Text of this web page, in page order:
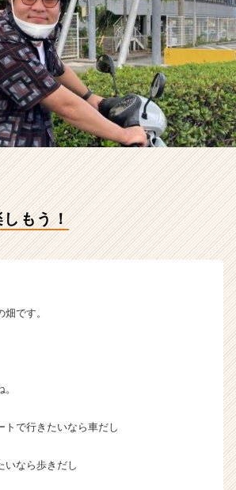
コ
ミ
ュ
ニ
ケ
ー
シ
ョ
ン
ム
ン
企
ら
もう！
です。
トで行きたいなら車だし
いなら歩きだし